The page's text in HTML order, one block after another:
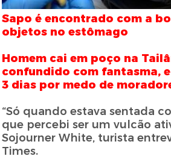
Sapo é encontrado com a
objetos no estômago
Homem cai em poço na
confundido com fantasma,
3 dias por medo de
“Só quando estava sentada
que percebi ser um vulcão
Sojourner White, turista
Times.